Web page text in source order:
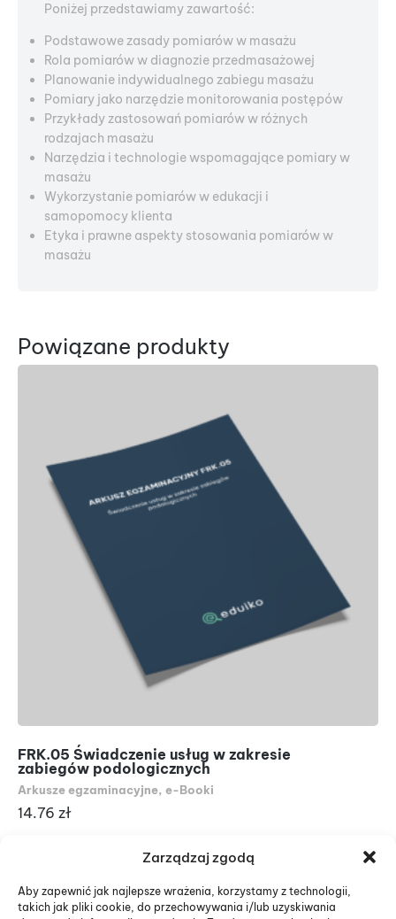
Zarządzaj zgodą
Aby zapewnić jak najlepsze wrażenia, korzystamy z technologii,
takich jak pliki cookie, do przechowywania i/lub uzyskiwania
Poniżej przedstawiamy zawartość:
Podstawowe zasady pomiarów w masażu
Rola pomiarów w diagnozie przedmasażowej
Planowanie indywidualnego zabiegu masażu
Pomiary jako narzędzie monitorowania postępów
Przykłady zastosowań pomiarów w różnych
rodzajach masażu
Narzędzia i technologie wspomagające pomiary w
masażu
Wykorzystanie pomiarów w edukacji i
samopomocy klienta
Etyka i prawne aspekty stosowania pomiarów w
masażu
Powiązane produkty
FRK.05 Świadczenie usług w zakresie
zabiegów podologicznych
Arkusze egzaminacyjne, e-Booki
14.76 zł